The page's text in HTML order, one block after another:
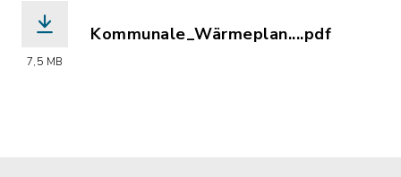
7,5 MB
Kommunale_Wärmeplan....pdf